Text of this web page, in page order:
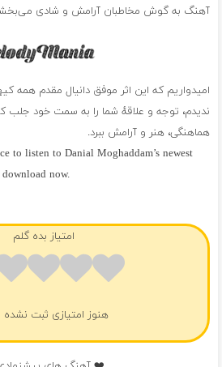
آهنگ به گوش مخاطبان آرامش و شادی
امیدواریم که این اثر موفق دانیال مقدم همه
ندیدم، توجه و علاقهٔ شما را به سمت خود جلب
هماهنگی، هنر و آرامش ببرد.
to listen to Danial Moghaddam’s newest
now.
امتیاز بده گلم
هنوز امتیازی ثبت نشده